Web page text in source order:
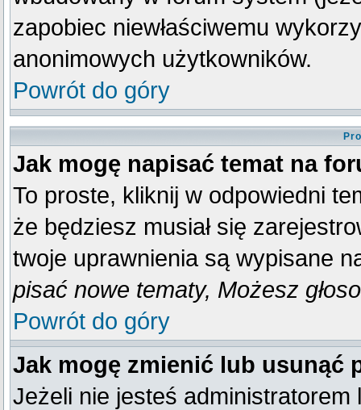
zapobiec niewłaściwemu
anonimowych użytkowników.
Powrót do góry
Jak mogę napisać temat na
To proste, kliknij w odpowiedni
że będziesz musiał się
twoje uprawnienia są wypisane
pisać nowe tematy, Możesz
Powrót do góry
Jak mogę zmienić lub usunąć
Jeżeli nie jesteś